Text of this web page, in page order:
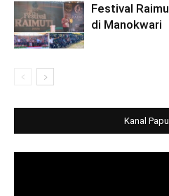
Festival
di Manokwari
Kanal